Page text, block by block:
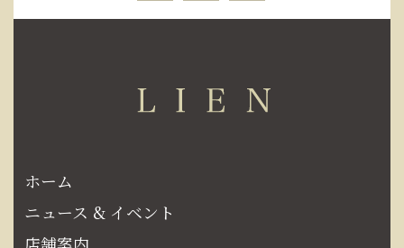
ホーム
ニュース & イベント